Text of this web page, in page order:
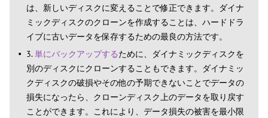
は、新しいディスクに変えることで修正できます。ダイナ
ミックディスクのクローンを作成することは、ハードドラ
イブに古いデータを保存するための最良の方法です。
3.単にバックアップするために、ダイナミックディスクを
別のディスクにクローンすることもできます。ダイナミッ
クディスクの破損やその他の予期できないことでデータの
損失になったら、クローンディスク上のデータを取り戻す
ことができます。これにより、データ損失の被害を最小限